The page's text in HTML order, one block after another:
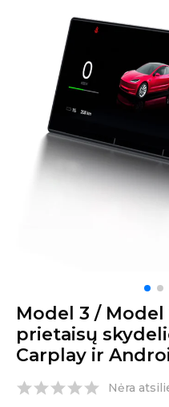
Model 3 / Model
prietaisų
Carplay ir
Nėra